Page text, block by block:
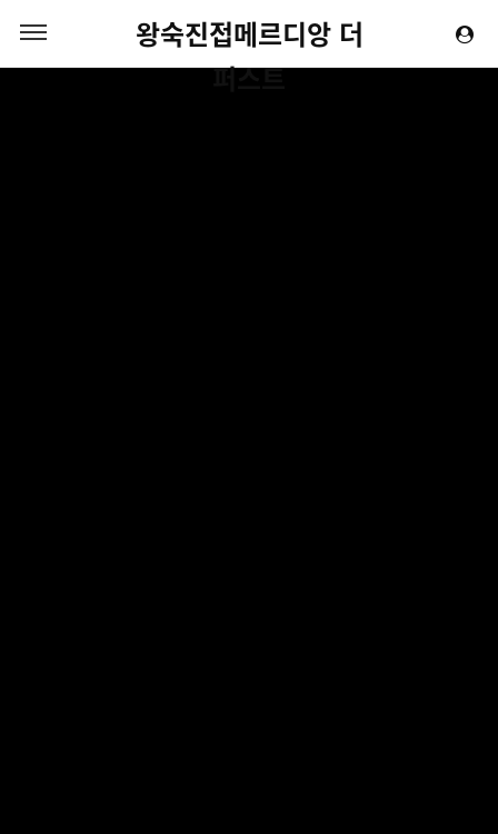
왕숙진접메르디앙 더
퍼스트